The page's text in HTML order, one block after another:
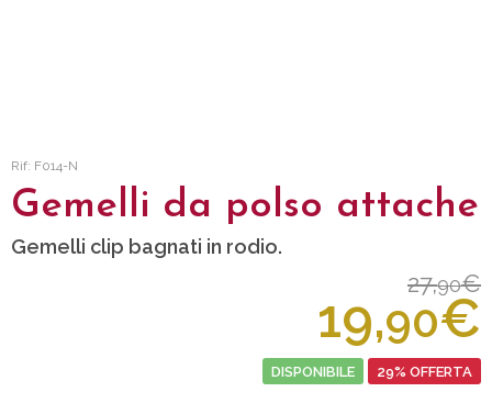
Rif: F014-N
Gemelli da polso attache
Gemelli clip bagnati in rodio.
27,90€
19,90€
DISPONIBILE 29% OFFERTA